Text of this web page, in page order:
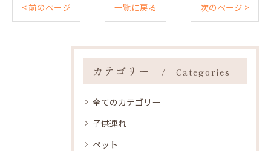
< 前のページ 一覧に戻る 次のページ >
カテゴリー Categories
全てのカテゴリー
子供連れ
ペット